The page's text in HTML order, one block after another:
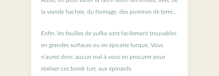
la viande hachée, du fromage, des pommes de terre…
Enfin, les feuilles de yufka sont facilement trouvables
en grandes surfaces ou en épicerie turque. Vous
n’aurez donc aucun mal à vous en procurer pour
réaliser ces borek turc aux épinards.